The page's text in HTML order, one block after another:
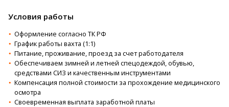
Условия работы
Оформление согласно ТК РФ
График работы вахта (1:1)
Питание, проживание, проезд за счет работодателя
Обеспечиваем зимней и летней спецодеждой, обувью,
средствами СИЗ и качественным инструментами
Компенсация полной стоимости за прохождение медицинского
осмотра
Своевременная выплата заработной платы